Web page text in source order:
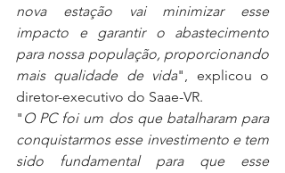
nova estação vai minimizar esse
impacto e garantir o abastecimento
para nossa população, proporcionando
mais qualidade de vida", explicou o
diretor-executivo do Saae-VR.
" O PC foi um dos que batalharam para
conquistarmos esse investimento e tem
sido fundamental para que esse